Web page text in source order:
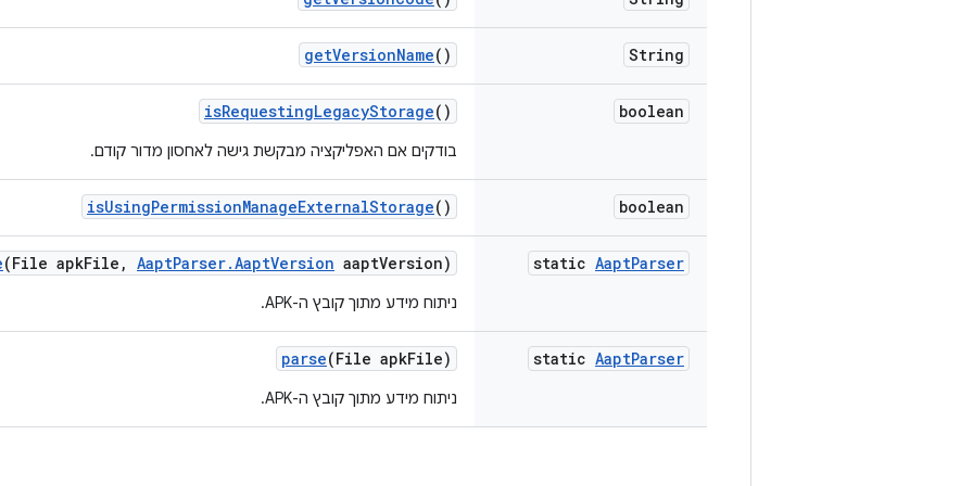
String
getVersionName()
boolean
isRequestingLegacyStorage()
בודקים אם האפליקציה מבקשת גישה לאחסון מדור קודם.
boolean
isUsingPermissionManageExternalStorage()
static AaptParser
(File apkFile , AaptParser.AaptVersion aaptVersion)
ניתוח מידע מתוך קובץ ה-APK.
static AaptParser
parse(File apkFile)
ניתוח מידע מתוך קובץ ה-APK.